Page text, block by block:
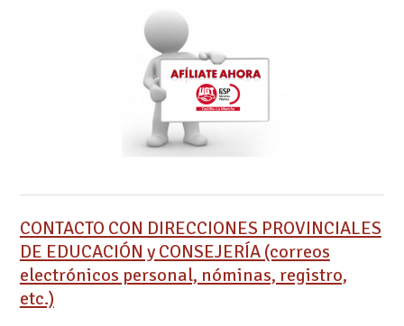
CONTACTO CON DIRECCIONES PROVINCIALES
DE EDUCACIÓN y CONSEJERÍA (correos
electrónicos personal, nóminas, registro,
etc.)